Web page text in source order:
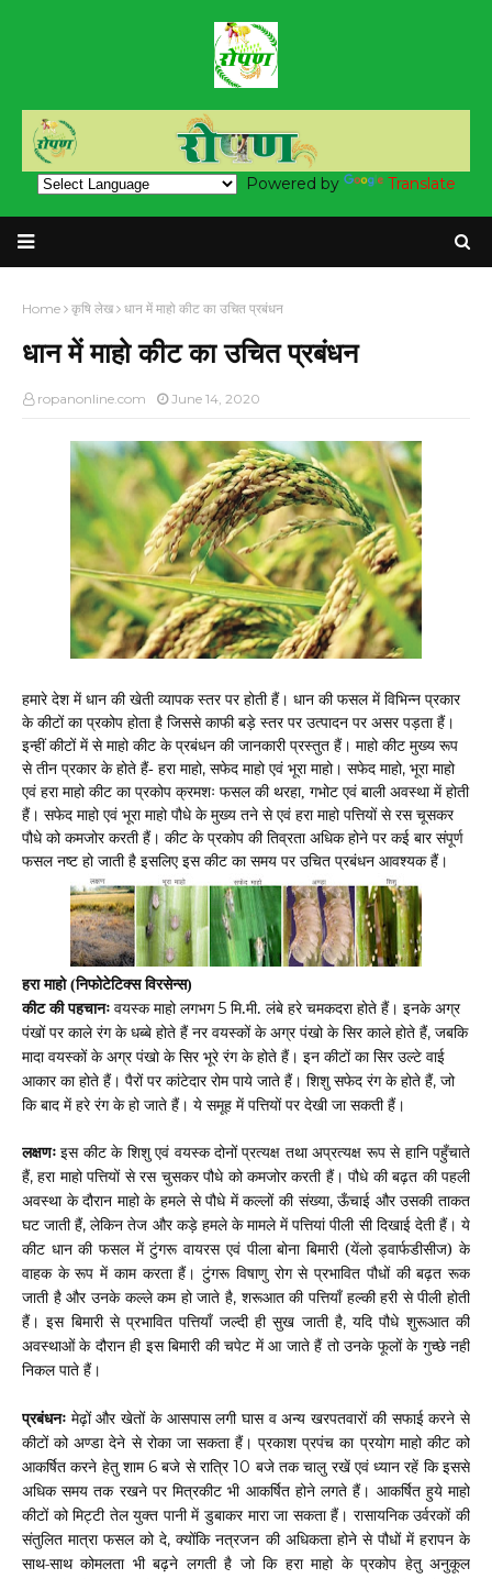
Powered by Translate
Home कृषि लेख धान में माहो कीट का उचित प्रबंधन
धान में माहो कीट का उचित प्रबंधन
ropanonline.com June 14, 2020
हमारे देश में धान की खेती व्यापक स्तर पर होती हैं। धान की फसल में विभिन्न प्रकार
के कीटों का प्रकोप होता है जिससे काफी बड़े स्तर पर उत्पादन पर असर पड़ता हैं।
इन्हीं कीटों में से माहो कीट के प्रबंधन की जानकारी प्रस्तुत हैं। माहो कीट मुख्य रूप
से तीन प्रकार के होते हैं- हरा माहो, सफेद माहो एवं भूरा माहो। सफेद माहो, भूरा माहो
एवं हरा माहो कीट का प्रकोप क्रमशः फसल की थरहा, गभोट एवं बाली अवस्था में होती
हैं। सफेद माहो एवं भूरा माहो पौधे के मुख्य तने से एवं हरा माहो पत्तियों से रस चूसकर
पौधे को कमजोर करती हैं। कीट के प्रकोप की तिव्रता अधिक होने पर कई बार संपूर्ण
फसल नष्ट हो जाती है इसलिए इस कीट का समय पर उचित प्रबंधन आवश्यक हैं।
हरा माहो (निफोटेटिक्स विरसेन्स)
कीट की पहचानः वयस्क माहो लगभग5 मि.मी. लंबे हरे चमकदरा होते हैं। इनके अग्र
पंखों पर काले रंग के धब्बे होते हैं नर वयस्कों के अग्र पंखो के सिर काले होते हैं, जबकि
मादा वयस्कों के अग्र पंखो के सिर भूरे रंग के होते हैं। इन कीटों का सिर उल्टे वाई
आकार का होते हैं। पैरों पर कांटेदार रोम पाये जाते हैं। शिशु सफेद रंग के होते हैं, जो
कि बाद में हरे रंग के हो जाते हैं। ये समूह में पत्तियों पर देखी जा सकती हैं।
लक्षणः इस कीट के शिशु एवं वयस्क दोनों प्रत्यक्ष तथा अप्रत्यक्ष रूप से हानि पहुँचाते
हैं,हरा माहो पत्तियों से रस चुसकर पौधे को कमजोर करती हैं। पौधे की बढ़त की पहली
अवस्था के दौरान माहो के हमले से पौधे में कल्लों की संख्या,ऊँचाई और उसकी ताकत
घट जाती हैं,लेकिन तेज और कड़े हमले के मामले में पत्तियां पीली सी दिखाई देती हैं। ये
कीट धान की फसल में टुंगरू वायरस एवं पीला बोना बिमारी (येंलो ड्वार्फडीसीज) के
वाहक के रूप में काम करता हैं। टुंगरू विषाणु रोग से प्रभावित पौधों की बढ़त रूक
जाती है और उनके कल्ले कम हो जाते है, शरूआत की पत्तियाँ हल्की हरी से पीली होती
हैं। इस बिमारी से प्रभावित पत्तियाँ जल्दी ही सुख जाती है,यदि पौधे शुरूआत की
अवस्थाओं के दौरान ही इस बिमारी की चपेट में आ जाते हैं तो उनके फूलों के गुच्छे नही
निकल पाते हैं।
प्रबंधनः मेढ़ों और खेतों के आसपास लगी घास व अन्य खरपतवारों की सफाई करने से
कीटों को अण्डा देने से रोका जा सकता हैं। प्रकाश प्रपंच का प्रयोग माहो कीट को
आकर्षित करने हेतु शाम 6बजे से रात्रि10 बजे तक चालु रखें एवं ध्यान रहें कि इससे
अधिक समय तक रखने पर मित्रकीट भी आकर्षित होने लगते हैं। आकर्षित हुये माहो
कीटों को मिट्टी तेल युक्त पानी में डुबाकर मारा जा सकता हैं। रासायनिक उर्वरकों की
संतुलित मात्रा फसल को दे,क्योंकि नत्रजन की अधिकता होने से पौधों में हरापन के
साथ-साथ कोमलता भी बढ़ने लगती है जो कि हरा माहो के प्रकोप हेतु अनुकूल